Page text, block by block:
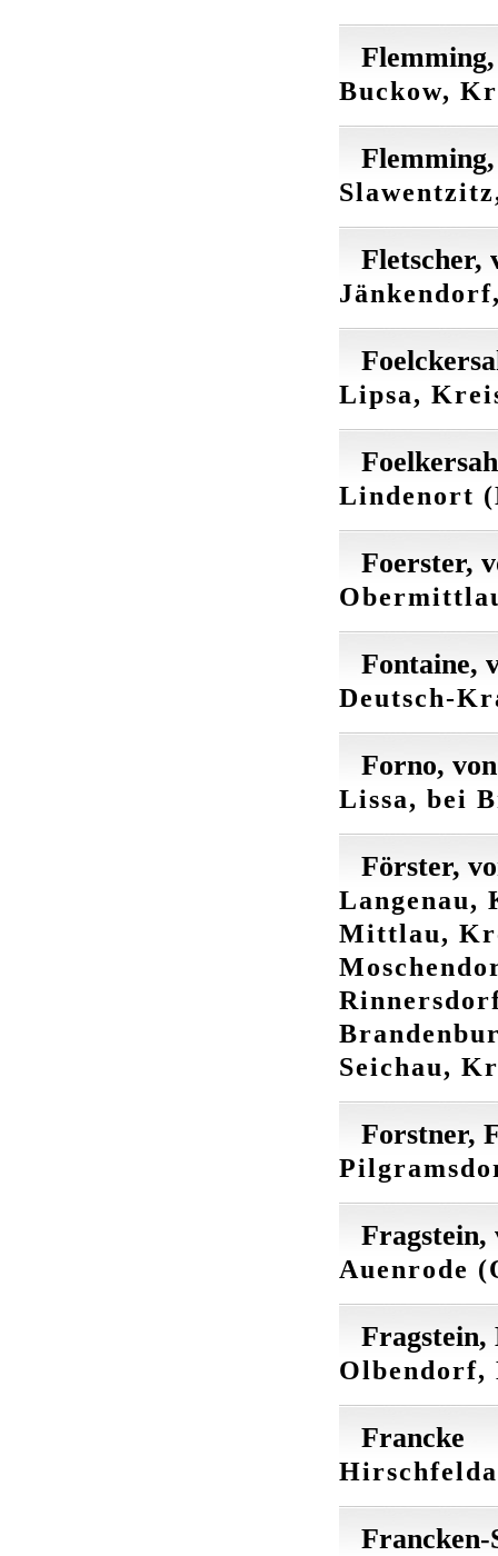
Buckow,
Fletscher,
Lipsa,
Lindenort
Foerster,
Fontaine,
Deutsch-
Forno, von
Lissa, bei
Förster,
Langenau,
Mittlau,
Seichau,
Forstner,
Fragstein,
Auenrode
Fragstein,
Olbendorf,
Francke